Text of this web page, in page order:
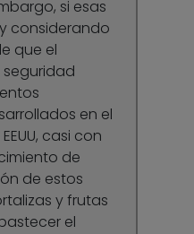
si esas
considerando
que el
en el
casi con
de
de estos
y frutas
el